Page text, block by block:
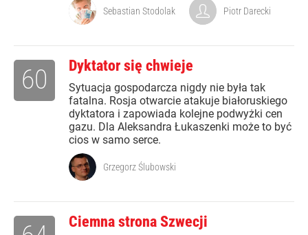
Sebastian Stodolak Piotr Darecki
Dyktator się chwieje
Sytuacja gospodarcza nigdy nie była tak
fatalna. Rosja otwarcie atakuje białoruskiego
dyktatora i zapowiada kolejne podwyżki cen
gazu. Dla Aleksandra Łukaszenki może to być
cios w samo serce.
60
Grzegorz Ślubowski
Ciemna strona Szwecji